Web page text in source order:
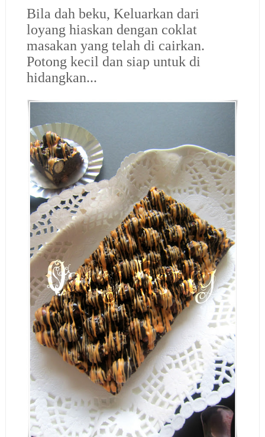
Bila dah beku, Keluarkan dari
loyang hiaskan dengan coklat
masakan yang telah di cairkan.
Potong kecil dan siap untuk di
hidangkan...